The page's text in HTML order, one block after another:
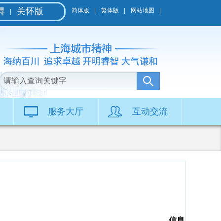
网站地图
繁体版
简体版
关怀版
服务大厅 互动交流